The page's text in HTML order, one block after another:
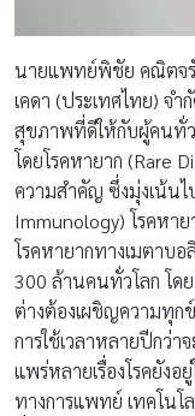
นายแพทย์พิชัย คณิตจรั
เคดา (ประเทศไทย) จำ
สุขภาพที่ดีให้กับผู้คนทั่ว
โดยโรคหายาก (Rare
ความสำคัญ ซึ่งมุ่งเน้น
Immunology) โรคหา
โรคหายากทางเมตาบ
300 ล้านคนทั่วโลก โด
ต่างต้องเผชิญความทุก
การใช้เวลาหลายปีกว่า
แพร่หลายเรื่องโรคยัง
ทางการแพทย์ เทคโนโ